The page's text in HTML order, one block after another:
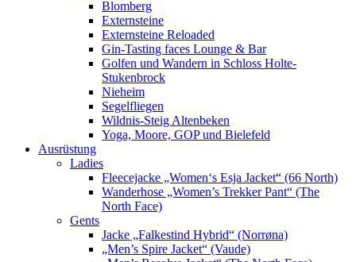
Blomberg
Externsteine
Externsteine Reloaded
Gin-Tasting faces Lounge & Bar
Golfen und Wandern in Schloss Holte-
Stukenbrock
Nieheim
Segelfliegen
Wildnis-Steig Altenbeken
Yoga, Moore, GOP und Bielefeld
Ausrüstung
Ladies
Fleecejacke „Women‘s Esja Jacket“ (66 North)
Wanderhose „Women’s Trekker Pant“ (The
North Face)
Gents
Jacke „Falkestind Hybrid“ (Norrøna)
„Men’s Spire Jacket“ (Vaude)